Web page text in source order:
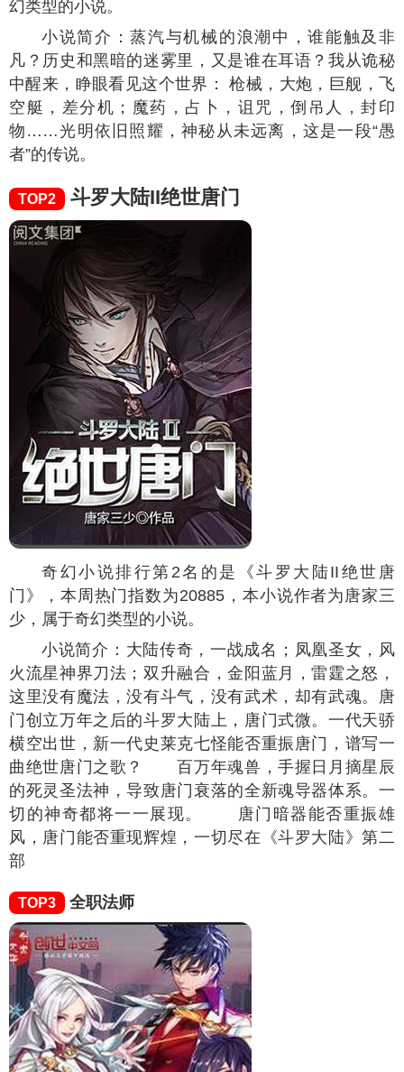
幻类型的小说。
小说简介：蒸汽与机械的浪潮中，谁能触及非
凡？历史和黑暗的迷雾里，又是谁在耳语？我从诡秘
中醒来，睁眼看见这个世界： 枪械，大炮，巨舰，飞
空艇，差分机；魔药，占卜，诅咒，倒吊人，封印
物……光明依旧照耀，神秘从未远离，这是一段“愚
者”的传说。
TOP2 斗罗大陆II绝世唐门
奇幻小说排行第2名的是《斗罗大陆II绝世唐
门》，本周热门指数为20885 ，本小说作者为唐家三
少，属于奇幻类型的小说。
小说简介：大陆传奇，一战成名；凤凰圣女，风
火流星神界刀法；双升融合，金阳蓝月，雷霆之怒，
这里没有魔法，没有斗气，没有武术，却有武魂。唐
门创立万年之后的斗罗大陆上，唐门式微。一代天骄
横空出世，新一代史莱克七怪能否重振唐门，谱写一
曲绝世唐门之歌？ 百万年魂兽，手握日月摘星辰
的死灵圣法神，导致唐门衰落的全新魂导器体系。一
切的神奇都将一一展现。 唐门暗器能否重振雄
风，唐门能否重现辉煌，一切尽在《斗罗大陆》第二
部
TOP3 全职法师